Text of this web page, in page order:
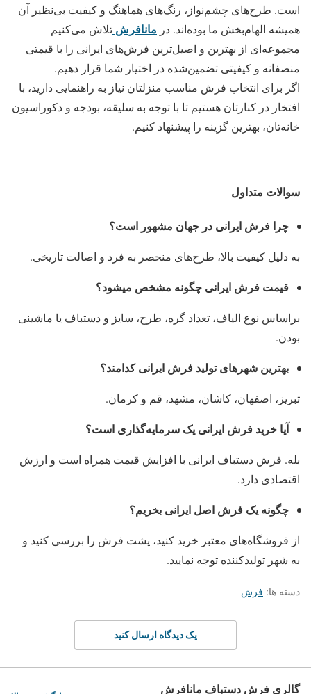
است. طرح‌های چشم‌نواز، رنگ‌های هماهنگ و کیفیت بی‌نظیر آن
همیشه الهام‌بخش ما بوده‌اند. در مانافرش تلاش می‌کنیم
مجموعه‌ای از بهترین و اصیل‌ترین فرش‌های ایرانی را با قیمتی
منصفانه و کیفیتی تضمین‌شده در اختیار شما قرار دهیم.
اگر برای انتخاب فرش مناسب منزلتان نیاز به راهنمایی دارید، با
افتخار در کنارتان هستیم تا با توجه به سلیقه، بودجه و دکوراسیون
خانه‌تان، بهترین گزینه را پیشنهاد کنیم.
سوالات متداول
چرا فرش ایرانی در جهان مشهور است؟
به دلیل کیفیت بالا، طرح‌های منحصر به فرد و اصالت تاریخی.
قیمت فرش ایرانی چگونه مشخص میشود؟
براساس نوع الیاف، تعداد گره، طرح، سایز و دستباف یا ماشینی
بودن.
بهترین شهرهای تولید فرش ایرانی کدامند؟
تبریز، اصفهان، کاشان، مشهد، قم و کرمان.
آیا خرید فرش ایرانی یک سرمایه‌گذاری است؟
بله. فرش دستباف ایرانی با افزایش قیمت همراه است و ارزش
اقتصادی دارد.
چگونه یک فرش اصل ایرانی بخریم؟
از فروشگاه‌های معتبر خرید کنید، پشت فرش را بررسی کنید و
به شهر تولیدکننده توجه نمایید.
دسته ها: فرش
یک دیدگاه ارسال کنید
گالری فرش دستباف مانافرش